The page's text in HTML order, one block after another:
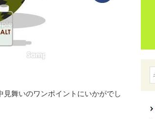
舞いのワンポイントにいかがでし